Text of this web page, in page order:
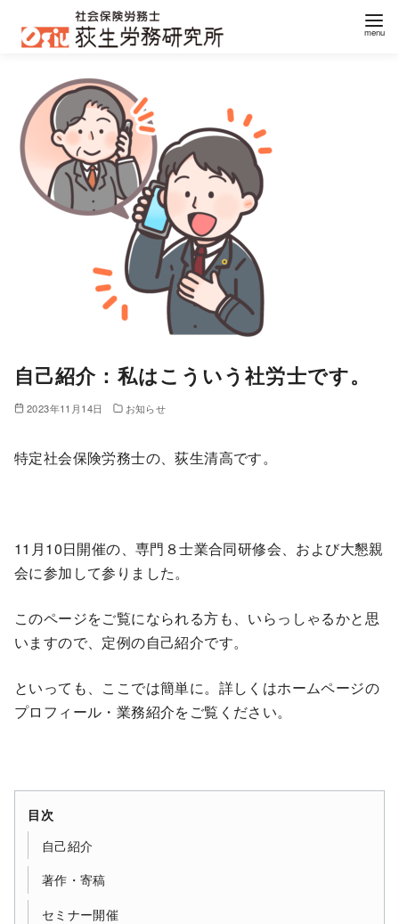
自己紹介：私はこういう社労士です。
2023年11月14日 お知らせ
特定社会保険労務士の、荻生清高です。
11月10日開催の、専門８士業合同研修会、および大懇親
会に参加して参りました。
このページをご覧になられる方も、いらっしゃるかと思
いますので、定例の自己紹介です。
といっても、ここでは簡単に。詳しくはホームページの
プロフィール・業務紹介をご覧ください。
目次
自己紹介
著作・寄稿
セミナー開催